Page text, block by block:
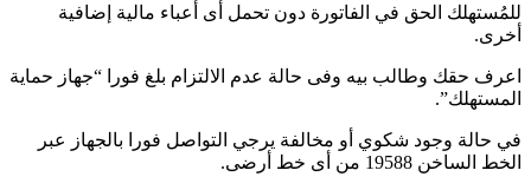
للمُستهلك الحق في الفاتورة دون تحمل أى أعباء مالية إضافية
أخرى.
اعرف حقك وطالب بيه وفى حالة عدم الالتزام بلغ فورا “جهاز حماية
المستهلك”.
في حالة وجود شكوي أو مخالفة يرجي التواصل فورا بالجهاز عبر
الخط الساخن 19588 من أى خط أرضى.